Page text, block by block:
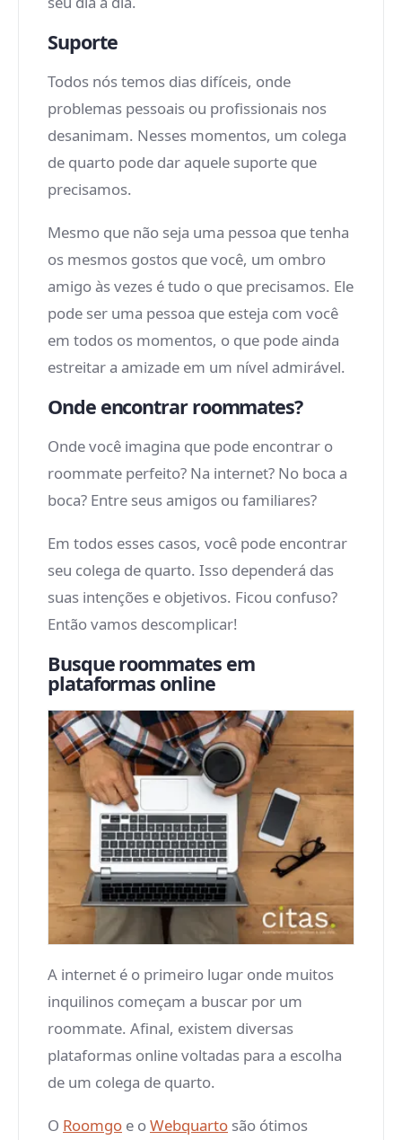
Suporte
Todos nós temos dias difíceis, onde
problemas pessoais ou profissionais nos
desanimam. Nesses momentos, um colega
de quarto pode dar aquele suporte que
precisamos.
Mesmo que não seja uma pessoa que tenha
os mesmos gostos que você, um ombro
amigo às vezes é tudo o que precisamos. Ele
pode ser uma pessoa que esteja com você
em todos os momentos, o que pode ainda
estreitar a amizade em um nível admirável.
Onde encontrar roommates?
Onde você imagina que pode encontrar o
roommate perfeito? Na internet? No boca a
boca? Entre seus amigos ou familiares?
Em todos esses casos, você pode encontrar
seu colega de quarto. Isso dependerá das
suas intenções e objetivos. Ficou confuso?
Então vamos descomplicar!
Busque roommates em
plataformas online
A internet é o primeiro lugar onde muitos
inquilinos começam a buscar por um
roommate. Afinal, existem diversas
plataformas online voltadas para a escolha
de um colega de quarto.
O Roomgo e oWebquarto são ótimos